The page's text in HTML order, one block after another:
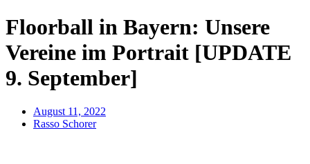
Floorball in Bayern: Unsere
Vereine im Portrait [UPDATE
9. September]
August 11, 2022
Rasso Schorer